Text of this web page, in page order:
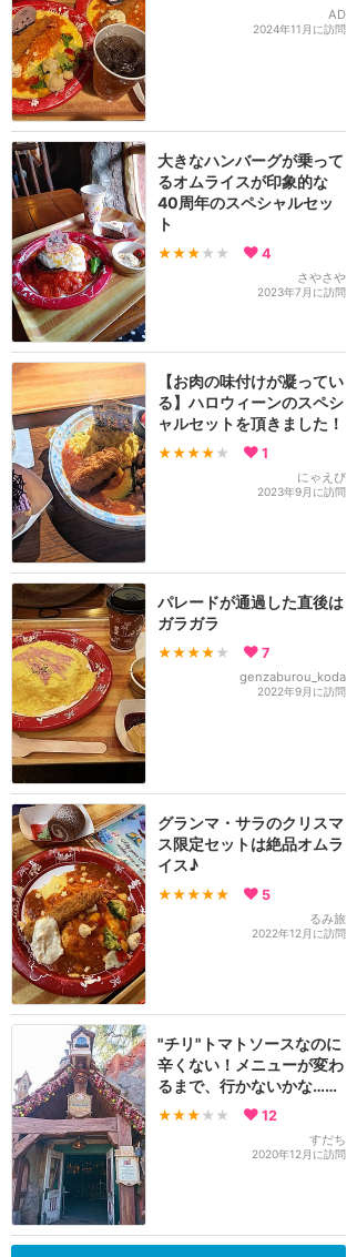
AD
2024年11月に訪問
大きなハンバーグが乗って
るオムライスが印象的な
40周年のスペシャルセッ
ト
★★★ ★★ 4
さやさや
2023年7月に訪問
【お肉の味付けが凝ってい
る】ハロウィーンのスペシ
ャルセットを頂きました！
★★★★ ★ 1
にゃえぴ
2023年9月に訪問
パレードが通過した直後は
ガラガラ
★★★★ ★ 7
genzaburou_koda
2022年9月に訪問
グランマ・サラのクリスマ
ス限定セットは絶品オムラ
イス♪
★★★★★ 5
るみ旅
2022年12月に訪問
"チリ"トマトソースなのに
辛くない！メニューが変わ
るまで、行かないかな……
★★★ ★★ 12
すだち
2020年12月に訪問